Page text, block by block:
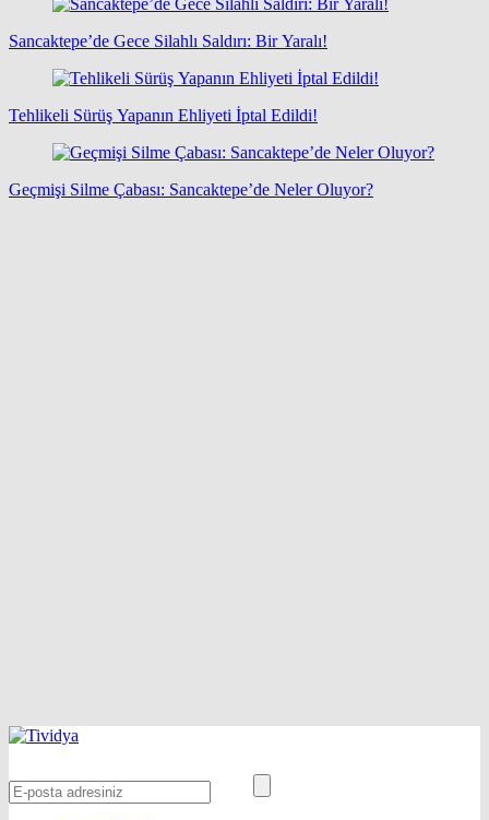
Sancaktepe’de Gece Silahlı Saldırı: Bir Yaralı!
Tehlikeli Sürüş Yapanın Ehliyeti İptal Edildi!
Geçmişi Silme Çabası: Sancaktepe’de Neler Oluyor?